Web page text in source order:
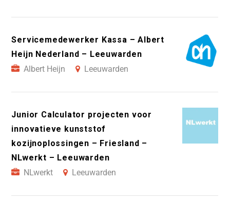
Servicemedewerker Kassa – Albert
Heijn Nederland – Leeuwarden
Albert Heijn
Leeuwarden
Junior Calculator projecten voor
innovatieve kunststof
kozijnoplossingen – Friesland –
NLwerkt – Leeuwarden
NLwerkt
Leeuwarden